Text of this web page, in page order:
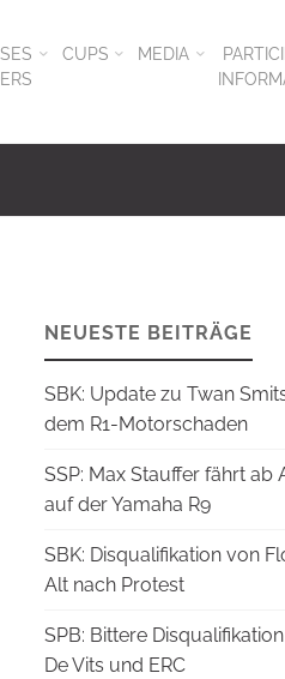
CUPS MEDIA
NEUESTE BEITRÄGE
SBK: Update zu Twan
dem R1-Motorschaden
SSP: Max Stauffer fährt ab
auf der Yamaha R9
SBK: Disqualifikation von
Alt nach Protest
SPB: Bittere
De Vits und ERC